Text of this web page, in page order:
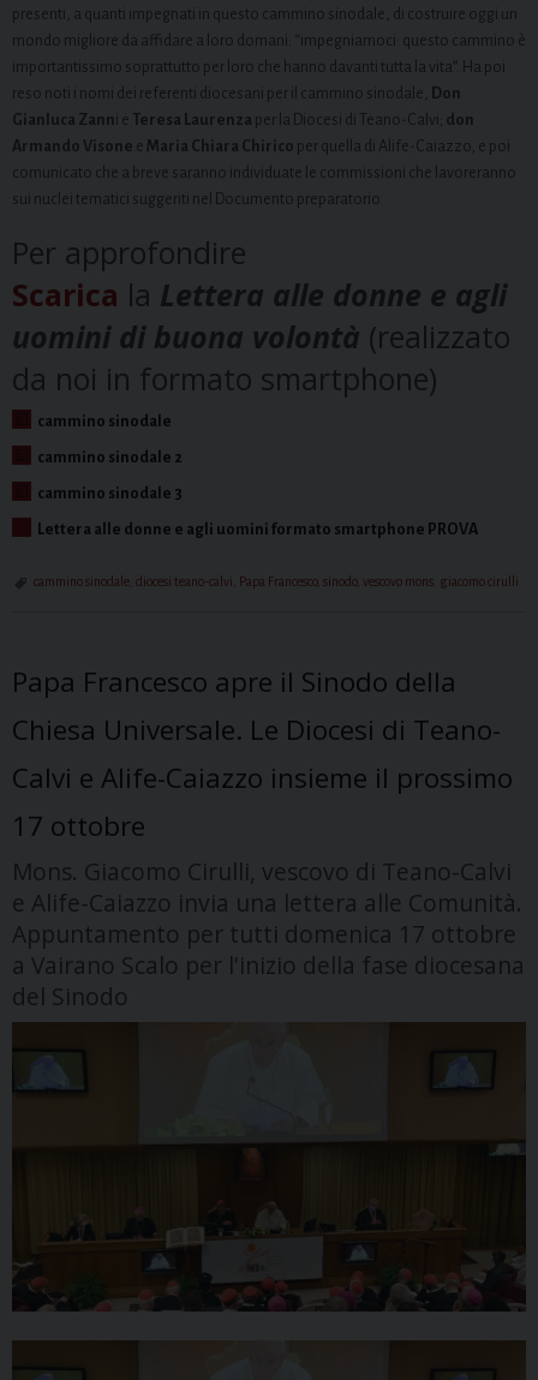
presenti, a quanti impegnati in questo cammino sinodale, di costruire oggi un
mondo migliore da affidare a loro domani: “impegniamoci: questo cammino è
importantissimo soprattutto per loro che hanno davanti tutta la vita”. Ha poi
reso noti i nomi dei referenti diocesani per il cammino sinodale,
Don
Gianluca Zann i e Teresa Laurenza per la Diocesi di Teano-Calvi; don
Armando Visone e Maria Chiara Chirico per quella di Alife-Caiazzo, e poi
comunicato che a breve saranno individuate le commissioni che lavoreranno
sui nuclei tematici suggeriti nel Documento preparatorio.
Per approfondire
Scarica la Lettera alle donne e agli
uomini di buona volontà (realizzato
da noi in formato smartphone)
cammino sinodale
cammino sinodale 2
cammino sinodale 3
Lettera alle donne e agli uomini formato smartphone PROVA
cammino sinodale diocesi teano-calvi Papa Francesco, sinodo, vescovo mons. giacomo cirulli
Papa Francesco apre il Sinodo della
Chiesa Universale. Le Diocesi di Teano-
Calvi e Alife-Caiazzo insieme il prossimo
17 ottobre
Mons. Giacomo Cirulli, vescovo di Teano-Calvi
e Alife-Caiazzo invia una lettera alle Comunità.
Appuntamento per tutti domenica 17 ottobre
a Vairano Scalo per l'inizio della fase diocesana
del Sinodo